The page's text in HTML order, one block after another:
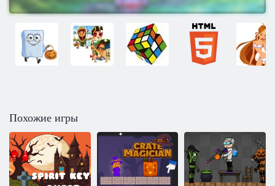
Похожие игры